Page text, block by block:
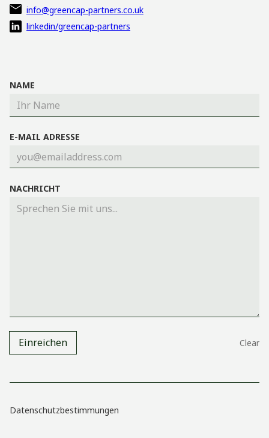
info@greencap-partners.co.uk
linkedin/greencap-partners
NAME
E-MAIL ADRESSE
NACHRICHT
Datenschutzbestimmungen